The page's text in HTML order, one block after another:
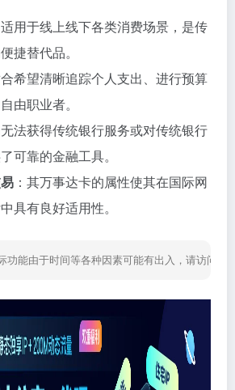
适用于线上线下各类消费场景，是传
捷替代品。
合希望清晰追踪个人支出、进行预算
由职业者。
无法获得传统银行服务或对传统银行
可靠的金融工具。
：其万事达卡的属性使其在国际网
具有良好适用性。
功能由于时间等各种因素可能有出入，请访问网